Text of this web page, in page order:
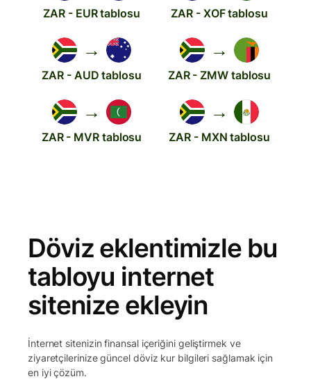
ZAR - EUR tablosu ZAR - XOF tablosu
→
ZAR - AUD tablosu
→
ZAR - ZMW tablosu
→
ZAR - MVR tablosu
→
ZAR - MXN tablosu
Döviz eklentimizle bu
tabloyu internet
sitenize ekleyin
İnternet sitenizin finansal içeriğini geliştirmek ve
ziyaretçilerinize güncel döviz kur bilgileri sağlamak için
en iyi çözüm.